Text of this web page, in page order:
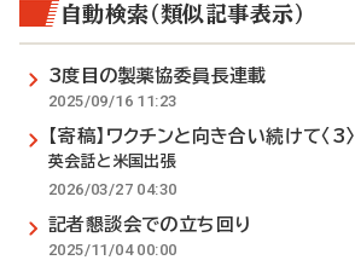
自動検索（類似記事表示）
3度目の製薬協委員長連載
2025/09/16 11:23
【寄稿】ワクチンと向き合い続けて〈3〉
英会話と米国出張
2026/03/27 04:30
記者懇談会での立ち回り
2025/11/04 00:00